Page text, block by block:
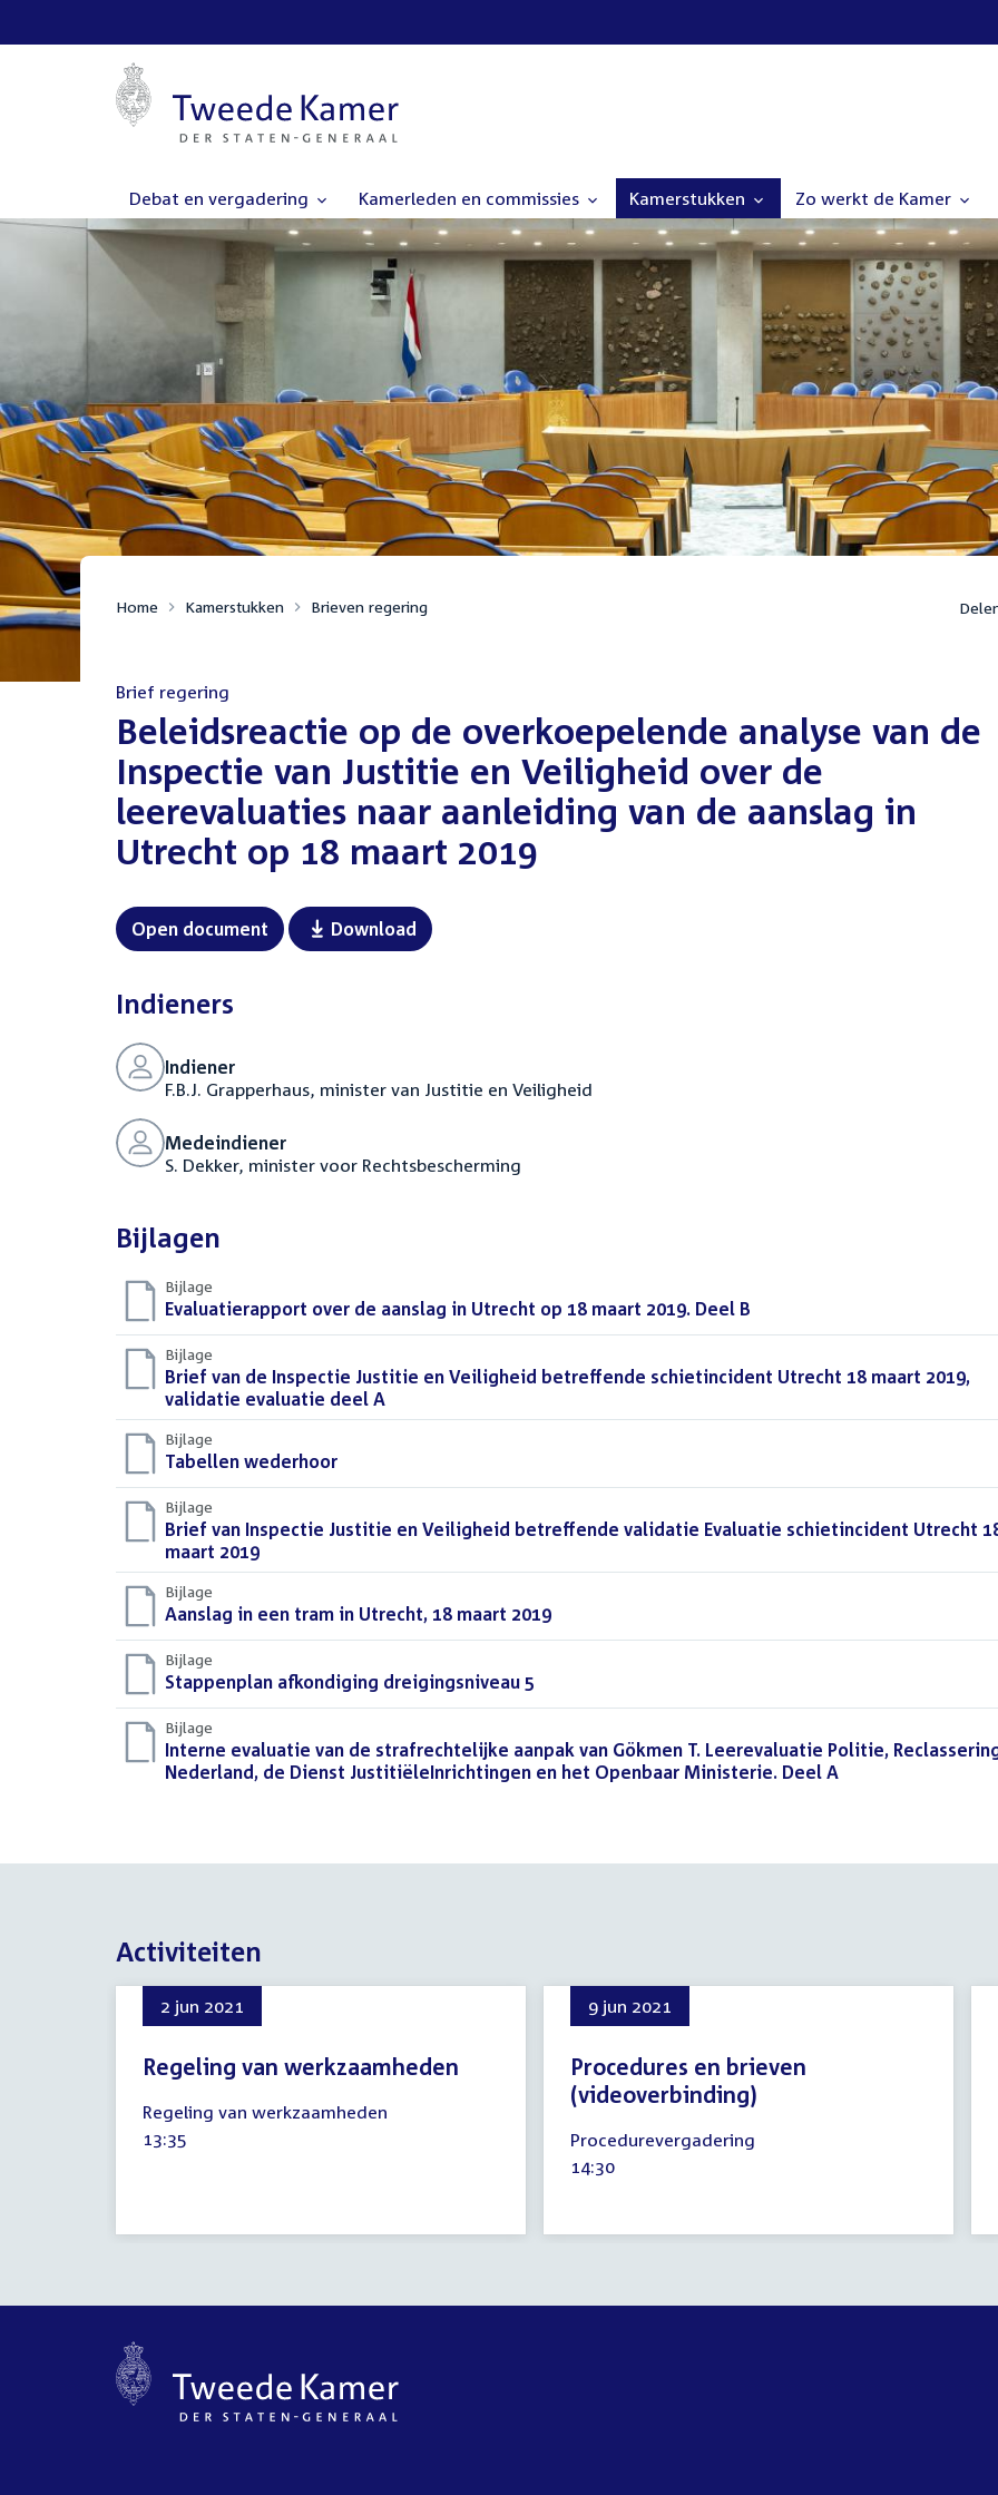
Debat en vergadering Kamerleden en commissies Kamerstukken Zo werkt de Kamer
Home Kamerstukken Brieven regering
Brief regering
:Beleidsreactie op de overkoepelende analyse van de
Inspectie van Justitie en Veiligheid over de
leerevaluaties naar aanleiding van de aanslag in
Utrecht op 18 maart 2019
Open document Download
Indieners
Indiener
F.B.J. Grapperhaus, minister van Justitie en Veiligheid
Medeindiener
S. Dekker, minister voor Rechtsbescherming
Bijlagen
Bijlage
Download
bestand:
Evaluatierapport over de aanslag in Utrecht op 18 maart 2019. Deel B
Bijlage
Download
bestand:
Brief van de Inspectie Justitie en Veiligheid betreffende schietincident Utrecht 18 maart 2019,
validatie evaluatie deel A
Bijlage
Download
bestand:
Tabellen wederhoor
Bijlage
Download
bestand:
Brief van Inspectie Justitie en Veiligheid betreffende validatie Evaluatie schietincident Utrecht
maart 2019
Bijlage
Download
bestand:
Aanslag in een tram in Utrecht, 18 maart 2019
Bijlage
Download
bestand:
Stappenplan afkondiging dreigingsniveau 5
Bijlage
Download
bestand:
Interne evaluatie van de strafrechtelijke aanpak van Gökmen T. Leerevaluatie Politie,
Nederland, de Dienst JustitiëleInrichtingen en het Openbaar Ministerie. Deel A
Activiteiten
2 jun 2021
Regeling van werkzaamheden
juni
2021
Regeling van werkzaamheden
Tijd
13:35
9 jun 2021
Procedures en brieven
(videoverbinding)
juni
2021
Procedurevergadering
Tijd
14:30